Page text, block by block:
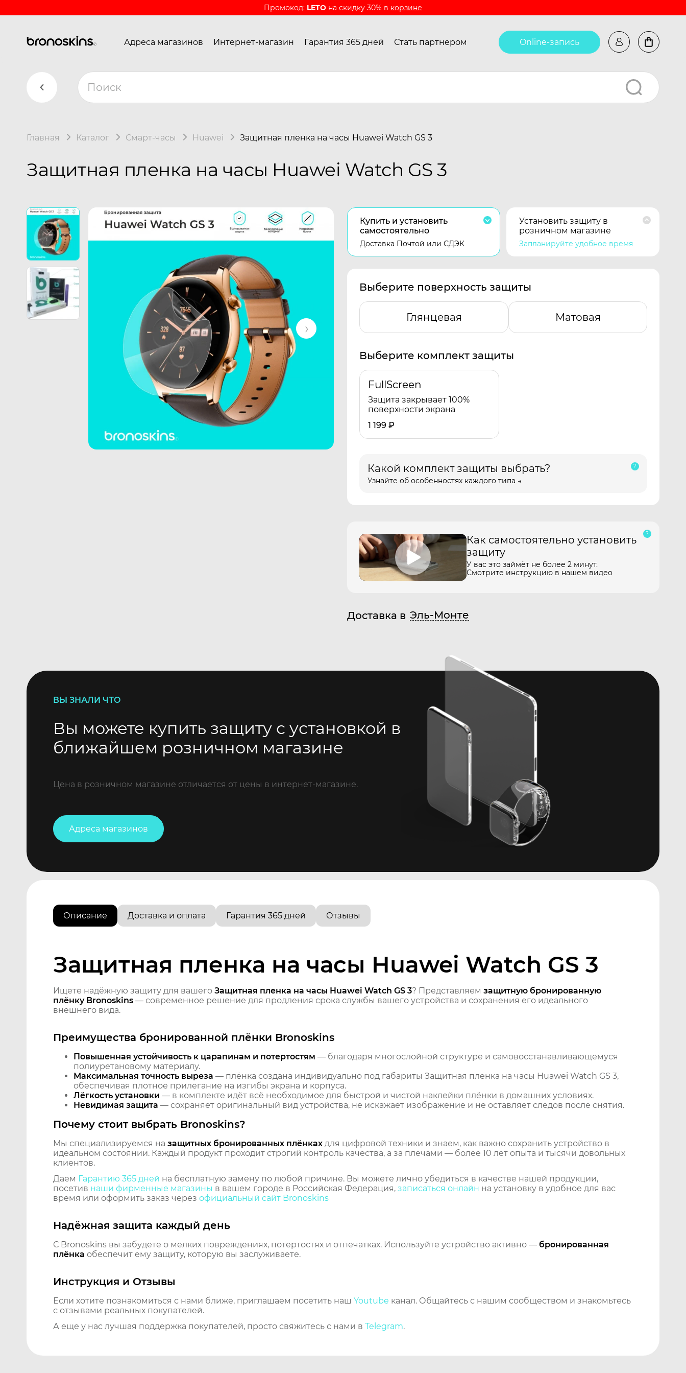
Промокод: LETO на скидку 30% в корзине
Адреса магазинов Интернет-магазин Гарантия 365 дней Стать партнером Online-запись
Главная Каталог Смарт-часы Huawei Защитная пленка на часы Huawei Watch GS 3
Защитная пленка на часы Huawei Watch GS 3
Купить и установить
самостоятельно
Доставка Почтой или СДЭК
Установить защиту в
розничном магазине
Запланируйте удобное время
Выберите поверхность защиты
Глянцевая Матовая
Выберите комплект защиты
FullScreen
Защита закрывает 100%
поверхности экрана
1 199 ₽
Какой комплект защиты выбрать?
Узнайте об особенностях каждого типа →
Как самостоятельно установить
защиту
У вас это займёт не более 2 минут.
Смотрите инструкцию в нашем видео
Доставка в Эль-Монте
ВЫ ЗНАЛИ ЧТО
Вы можете купить защиту с установкой в
ближайшем розничном магазине
Цена в розничном магазине отличается от цены в интернет-магазине.
Адреса магазинов
Описание Доставка и оплата Гарантия 365 дней Отзывы
Защитная пленка на часы Huawei Watch GS 3
Ищете надёжную защиту для вашего Защитная пленка на часы Huawei Watch GS 3? Представляем защитную бронированную
плёнку Bronoskins — современное решение для продления срока службы вашего устройства и сохранения его идеального
внешнего вида.
Преимущества бронированной плёнки Bronoskins
Повышенная устойчивость к царапинам и потертостям — благодаря многослойной структуре и самовосстанавливающемуся
полиуретановому материалу.
Максимальная точность выреза — плёнка создана индивидуально под габариты Защитная пленка на часы Huawei Watch GS 3,
обеспечивая плотное прилегание на изгибы экрана и корпуса.
Лёгкость установки — в комплекте идёт всё необходимое для быстрой и чистой наклейки плёнки в домашних условиях.
Невидимая защита — сохраняет оригинальный вид устройства, не искажает изображение и не оставляет следов после снятия.
Почему стоит выбрать Bronoskins?
Мы специализируемся на защитных бронированных плёнках для цифровой техники и знаем, как важно сохранить устройство в
идеальном состоянии. Каждый продукт проходит строгий контроль качества, а за плечами — более 10 лет опыта и тысячи довольных
клиентов.
Даем Гарантию 365 дней на бесплатную замену по любой причине. Вы можете лично убедиться в качестве нашей продукции,
посетив наши фирменные магазины в вашем городе в Российская Федерация, записаться онлайн на установку в удобное для вас
время или оформить заказ через официальный сайт Bronoskins
Надёжная защита каждый день
С Bronoskins вы забудете о мелких повреждениях, потертостях и отпечатках. Используйте устройство активно — бронированная
плёнка обеспечит ему защиту, которую вы заслуживаете.
Инструкция и Отзывы
Если хотите познакомиться с нами ближе, приглашаем посетить наш Youtube канал. Общайтесь с нашим сообществом и знакомьтесь
с отзывами реальных покупателей.
А еще у нас лучшая поддержка покупателей, просто свяжитесь с нами в Telegram.